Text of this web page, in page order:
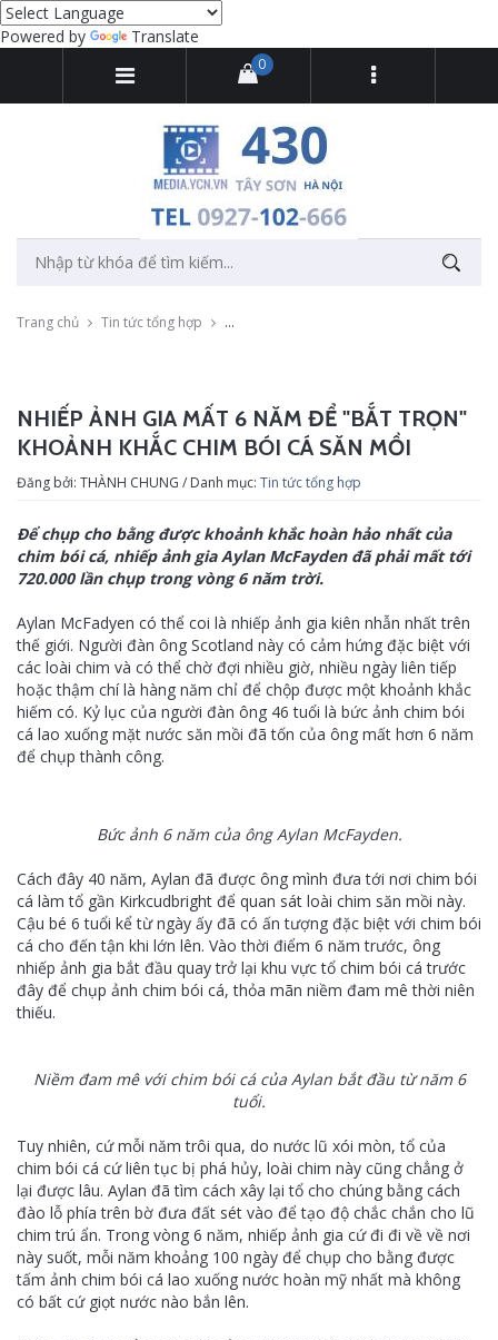
Powered by Translate
0
Trang chủ Tin tức tổng hợp Nhiếp ảnh gia mất 6 năm để "bắt trọn"
NHIẾP ẢNH GIA MẤT 6 NĂM ĐỂ "BẮT TRỌN"
KHOẢNH KHẮC CHIM BÓI CÁ SĂN MỒI
Đăng bởi: THÀNH CHUNG / Danh mục: Tin tức tổng hợp
Để chụp cho bằng được khoảnh khắc hoàn hảo nhất của
chim bói cá, nhiếp ảnh gia Aylan McFayden đã phải mất tới
720.000 lần chụp trong vòng 6 năm trời.
Aylan McFadyen có thể coi là nhiếp ảnh gia kiên nhẫn nhất trên
thế giới. Người đàn ông Scotland này có cảm hứng đặc biệt với
các loài chim và có thể chờ đợi nhiều giờ, nhiều ngày liên tiếp
hoặc thậm chí là hàng năm chỉ để chộp được một khoảnh khắc
hiếm có. Kỷ lục của người đàn ông 46 tuổi là bức ảnh chim bói
cá lao xuống mặt nước săn mồi đã tốn của ông mất hơn 6 năm
để chụp thành công.
Bức ảnh 6 năm của ông Aylan McFayden.
Cách đây 40 năm, Aylan đã được ông mình đưa tới nơi chim bói
cá làm tổ gần Kirkcudbright để quan sát loài chim săn mồi này.
Cậu bé 6 tuổi kể từ ngày ấy đã có ấn tượng đặc biệt với chim bói
cá cho đến tận khi lớn lên. Vào thời điểm 6 năm trước, ông
nhiếp ảnh gia bắt đầu quay trở lại khu vực tổ chim bói cá trước
đây để chụp ảnh chim bói cá, thỏa mãn niềm đam mê thời niên
thiếu.
Niềm đam mê với chim bói cá của Aylan bắt đầu từ năm 6
tuổi.
Tuy nhiên, cứ mỗi năm trôi qua, do nước lũ xói mòn, tổ của
chim bói cá cứ liên tục bị phá hủy, loài chim này cũng chẳng ở
lại được lâu. Aylan đã tìm cách xây lại tổ cho chúng bằng cách
đào lỗ phía trên bờ đưa đất sét vào để tạo độ chắc chắn cho lũ
chim trú ẩn. Trong vòng 6 năm, nhiếp ảnh gia cứ đi đi về về nơi
này suốt, mỗi năm khoảng 100 ngày để chụp cho bằng được
tấm ảnh chim bói cá lao xuống nước hoàn mỹ nhất mà không
có bất cứ giọt nước nào bắn lên.